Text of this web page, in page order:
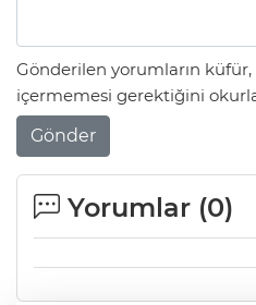
Gönderilen yorumların
içermemesi gerektiğini
Gönder
Yorumlar (0)